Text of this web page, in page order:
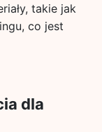
takie jak
co jest
dla